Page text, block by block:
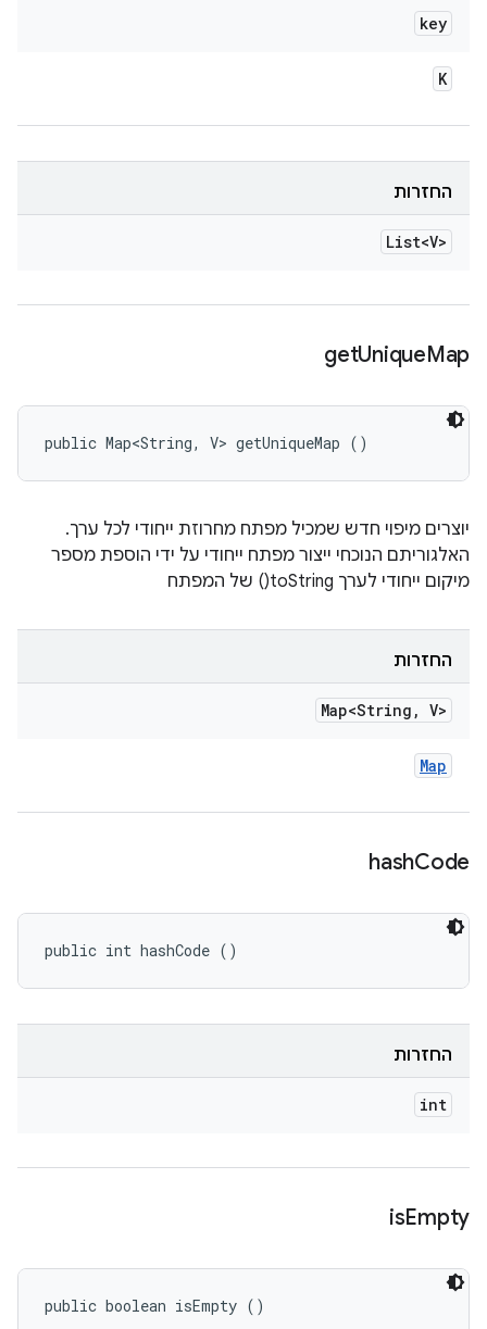
key
K
החזרות
List<V>
getUniqueMap
public Map<String, V> getUniqueMap ()
יוצרים מיפוי חדש שמכיל מפתח מחרוזת ייחודי לכל ערך.
האלגוריתם הנוכחי ייצור מפתח ייחודי על ידי הוספת מספר
מיקום ייחודי לערך toString() של המפתח
החזרות
Map<String , V>
Map
hashCode
public int hashCode ()
החזרות
int
isEmpty
public boolean isEmpty ()